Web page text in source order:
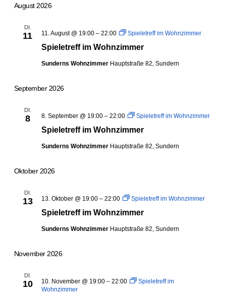
wählen.
August 2026
DI.
11
Spieletreff im Wohnzimmer
11. August @ 19:00– 22:00 Spieletreff im Wohnzimmer
Sunderns Wohnzimmer Hauptstraße 82, Sundern
September 2026
DI.
8
Spieletreff im Wohnzimmer
8. September @ 19:00– 22:00 Spieletreff im Wohnzimmer
Sunderns Wohnzimmer Hauptstraße 82, Sundern
Oktober 2026
DI.
13
Spieletreff im Wohnzimmer
13. Oktober @ 19:00– 22:00 Spieletreff im Wohnzimmer
Sunderns Wohnzimmer Hauptstraße 82, Sundern
November 2026
DI.
10 10. November @ 19:00– 22:00
Spieletreff im
Wohnzimmer